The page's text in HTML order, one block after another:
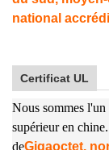
national
Certificat UL
Nous sommes l'un
supérieur en
deGigaoctet,